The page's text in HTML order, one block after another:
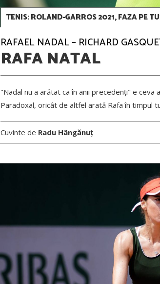
TENIS: ROLAND-GARROS 2021, FAZA PE
RAFAEL NADAL – RICHARD
RAFA NATAL
"Nadal nu a arătat ca în anii precedenți" e
Paradoxal, oricât de altfel arată Rafa în timpul
Cuvinte de Radu Hângănuț